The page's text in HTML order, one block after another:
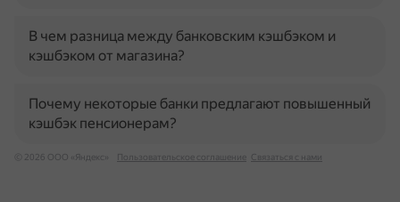
В чем разница между банковским кэшбэком и
кэшбэком от магазина?
Почему некоторые банки предлагают повышенный
кэшбэк пенсионерам?
© 2026 ООО «Яндекс» Пользовательское соглашение Связаться с нами